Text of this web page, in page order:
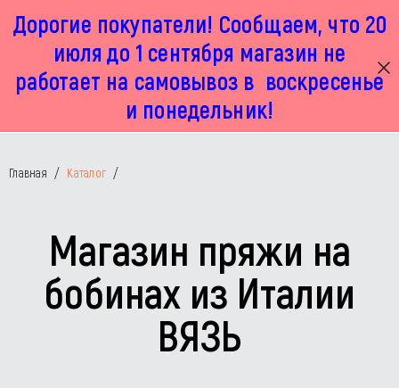
Дорогие покупатели! Сообщаем, что 20
июля до 1 сентября магазин не
работает на самовывоз в воскресенье
и понедельник!
г. Москва, Маленковская 32 стр 2А
пн-пт с 11:00 до 19:00, сб с 11:00 до 17:00
+7 925 449 67 92
Главная / Каталог /
Магазин пряжи на
бобинах из Италии
ВЯЗЬ